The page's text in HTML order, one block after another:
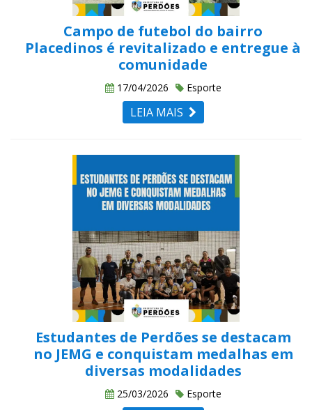
Campo de futebol do bairro
Placedinos é revitalizado e entregue à
comunidade
17/04/2026 Esporte
LEIA MAIS
Estudantes de Perdões se destacam
no JEMG e conquistam medalhas em
diversas modalidades
25/03/2026 Esporte